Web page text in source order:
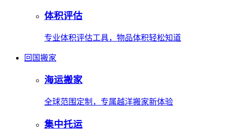
体积评估
专业体积评估工具，物品体积轻松知道
回国搬家
海运搬家
全球范围定制，专属越洋搬家新体验
集中托运